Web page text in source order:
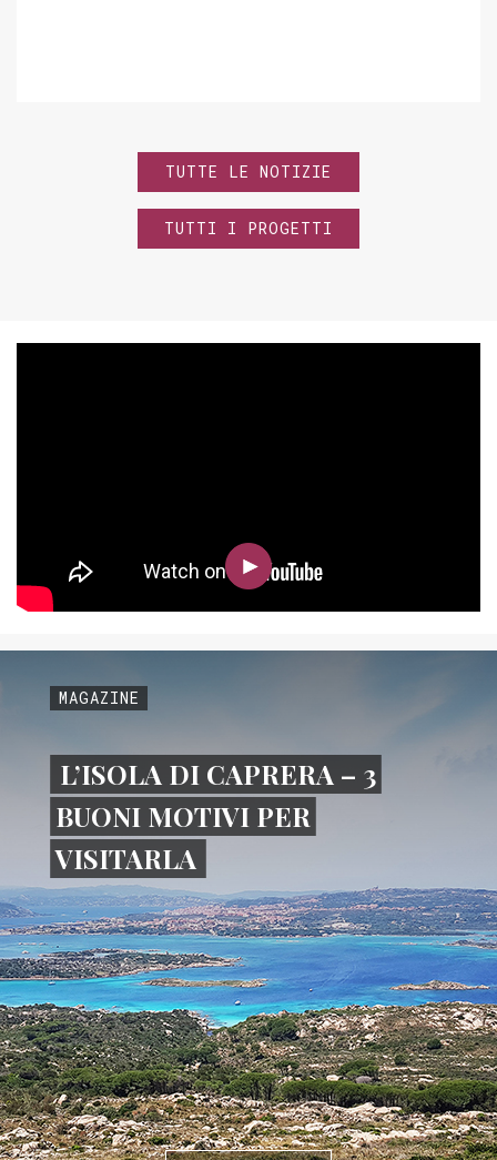
TUTTE LE NOTIZIE
TUTTI I PROGETTI
MAGAZINE
L’ISOLA DI CAPRERA – 3
BUONI MOTIVI PER
VISITARLA